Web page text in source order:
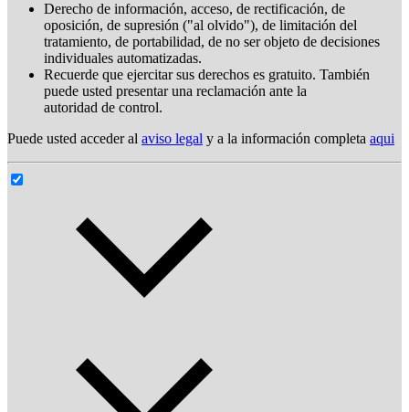
Derecho de información, acceso, de rectificación, de
oposición, de supresión ("al olvido"), de limitación del
tratamiento, de portabilidad, de no ser objeto de decisiones
individuales automatizadas.
Recuerde que ejercitar sus derechos es gratuito. También
puede usted presentar una reclamación ante la
autoridad de control.
Puede usted acceder al aviso legal y a la información completa aqui